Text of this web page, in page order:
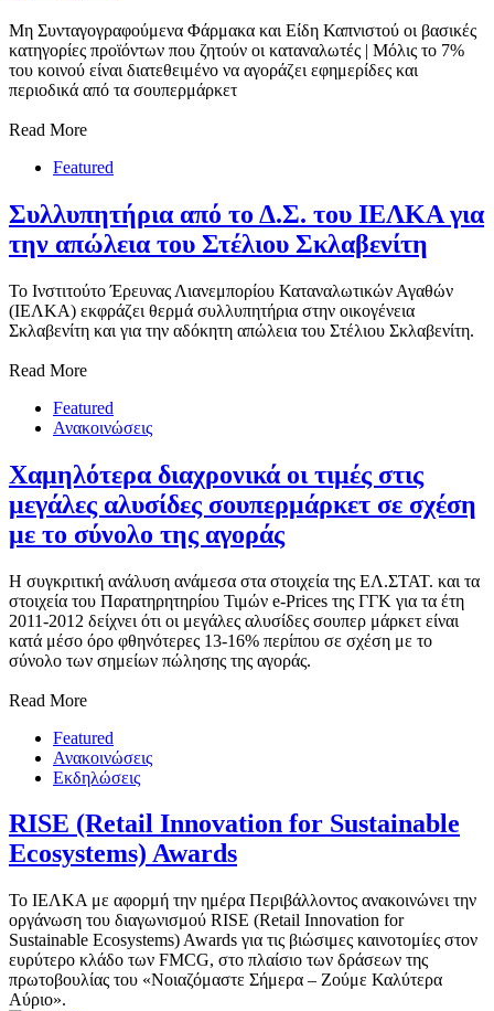
Μη Συνταγογραφούμενα Φάρμακα και Είδη Καπνιστού οι βασικές
κατηγορίες προϊόντων που ζητούν οι καταναλωτές | Μόλις το 7%
του κοινού είναι διατεθειμένο να αγοράζει εφημερίδες και
περιοδικά από τα σουπερμάρκετ
Read More
Featured
Συλλυπητήρια από το Δ.Σ. του ΙΕΛΚΑ για
την απώλεια του Στέλιου Σκλαβενίτη
Το Ινστιτούτο Έρευνας Λιανεμπορίου Καταναλωτικών Αγαθών
(ΙΕΛΚΑ) εκφράζει θερμά συλλυπητήρια στην οικογένεια
Σκλαβενίτη και για την αδόκητη απώλεια του Στέλιου Σκλαβενίτη.
Read More
Featured
Ανακοινώσεις
Χαμηλότερα διαχρονικά οι τιμές στις
μεγάλες αλυσίδες σουπερμάρκετ σε σχέση
με το σύνολο της αγοράς
H συγκριτική ανάλυση ανάμεσα στα στοιχεία της ΕΛ.ΣΤΑΤ. και τα
στοιχεία του Παρατηρητηρίου Τιμών e-Prices της ΓΓΚ για τα έτη
2011-2012 δείχνει ότι οι μεγάλες αλυσίδες σουπερ μάρκετ είναι
κατά μέσο όρο φθηνότερες 13-16% περίπου σε σχέση με το
σύνολο των σημείων πώλησης της αγοράς.
Read More
Featured
Ανακοινώσεις
Εκδηλώσεις
RISE (Retail Innovation for Sustainable
Ecosystems) Awards
Το ΙΕΛΚΑ με αφορμή την ημέρα Περιβάλλοντος ανακοινώνει την
οργάνωση του διαγωνισμού RISE (Retail Innovation for
Sustainable Ecosystems) Awards για τις βιώσιμες καινοτομίες στον
ευρύτερο κλάδο των FMCG, στο πλαίσιο των δράσεων της
πρωτοβουλίας του «Νοιαζόμαστε Σήμερα – Ζούμε Καλύτερα
Αύριο».